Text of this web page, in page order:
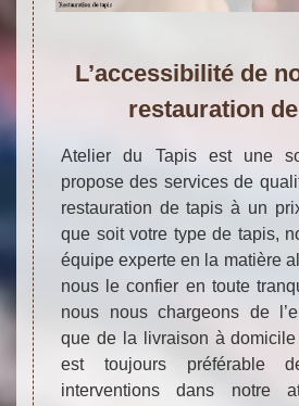
L’accessibilité de
restauration
Atelier du Tapis est une
propose des services de
restauration de tapis à un
que soit votre type de tapis,
équipe experte en la matière
nous le confier en toute
nous nous chargeons de
que de la livraison à domicile
est toujours préférable
interventions dans notre